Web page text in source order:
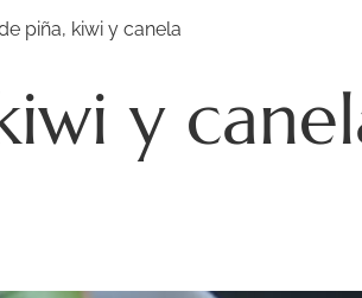
piña, kiwi y canela
y